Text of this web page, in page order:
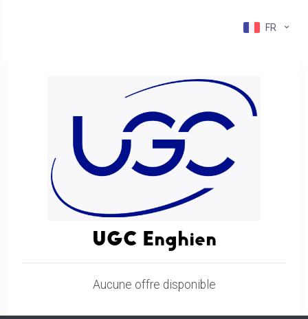
FR
UGC Enghien
Aucune offre disponible